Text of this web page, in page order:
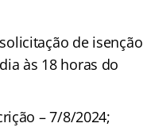
de isenção
às 18 horas do
– 7/8/2024;